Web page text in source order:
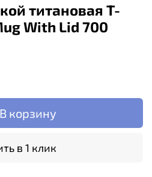
титановая T-
With Lid 700
В корзину
в 1 клик